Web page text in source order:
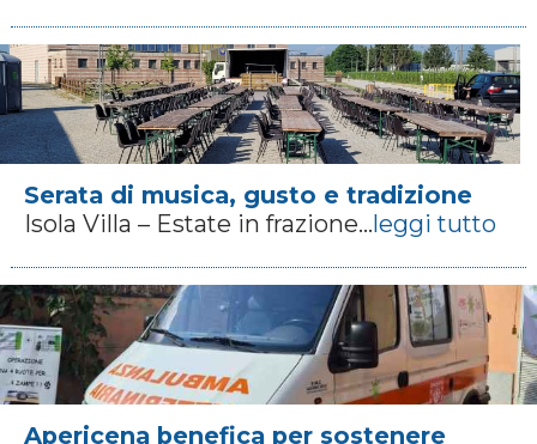
Serata di musica, gusto e tradizione
Isola Villa – Estate in frazione...leggi tutto
Apericena benefica per sostenere